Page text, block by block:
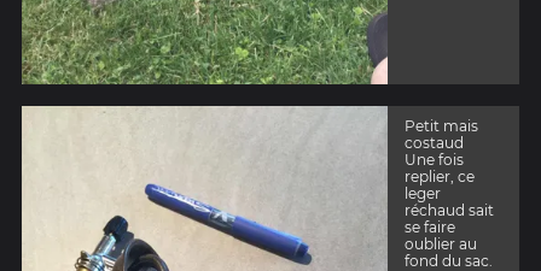
Petit mais
costaud
Une fois
replier, ce
leger
réchaud sait
se faire
oublier au
fond du sac.